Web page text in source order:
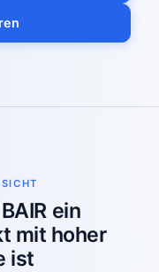
ein
mit hoher
ist